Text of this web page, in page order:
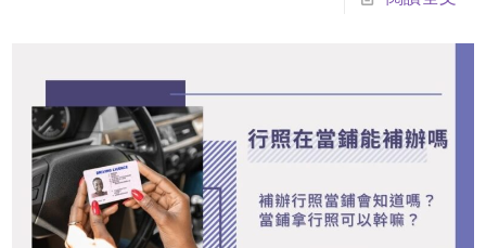
式，讓您在買賣或典當黃金前，心中先有一把尺，以